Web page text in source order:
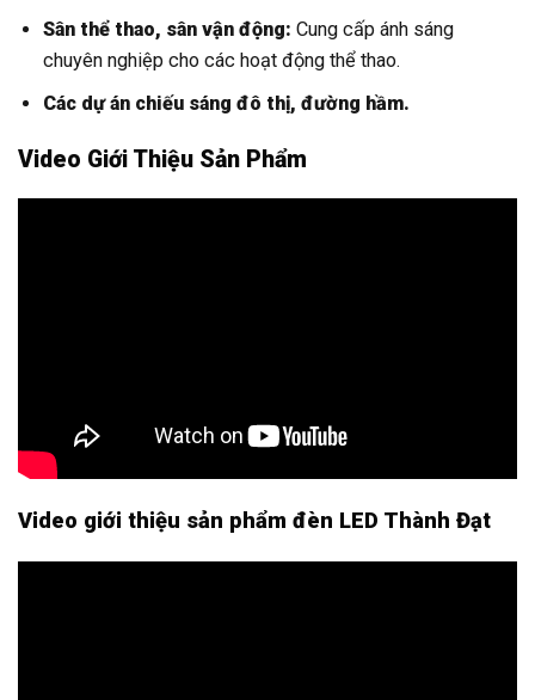
Sân thể thao, sân vận động: Cung cấp ánh sáng
chuyên nghiệp cho các hoạt động thể thao.
Các dự án chiếu sáng đô thị, đường hầm.
Video Giới Thiệu Sản Phẩm
Video giới thiệu sản phẩm đèn LED Thành Đạt